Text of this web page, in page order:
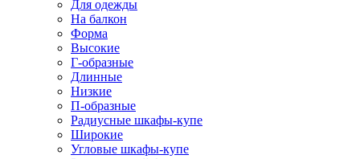
Для одежды
На балкон
Форма
Высокие
Г-образные
Длинные
Низкие
П-образные
Радиусные шкафы-купе
Широкие
Угловые шкафы-купе